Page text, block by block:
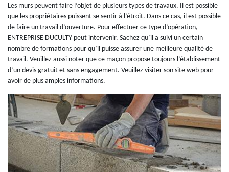
Les murs peuvent faire l’objet de plusieurs types de travaux. Il est possible
que les propriétaires puissent se sentir à l’étroit. Dans ce cas, il est possible
de faire un travail d’ouverture. Pour effectuer ce type d’opération,
ENTREPRISE DUCULTY peut intervenir. Sachez qu’il a suivi un certain
nombre de formations pour qu’il puisse assurer une meilleure qualité de
travail. Veuillez aussi noter que ce maçon propose toujours l’établissement
d’un devis gratuit et sans engagement. Veuillez visiter son site web pour
avoir de plus amples informations.